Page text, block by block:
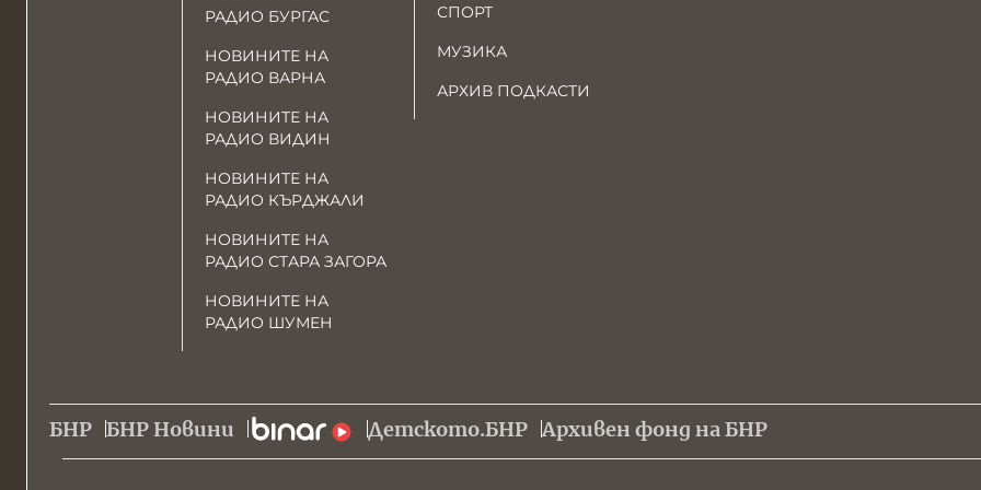
РАДИО БУРГАС
НОВИНИТЕ НА
РАДИО ВАРНА
НОВИНИТЕ НА
РАДИО ВИДИН
НОВИНИТЕ НА
РАДИО КЪРДЖАЛИ
НОВИНИТЕ НА
РАДИО СТАРА ЗАГОРА
НОВИНИТЕ НА
РАДИО ШУМЕН
СПОРТ
МУЗИКА
АРХИВ ПОДКАСТИ
БНР БНР Новини Детското.БНР Архивен фонд на БНР